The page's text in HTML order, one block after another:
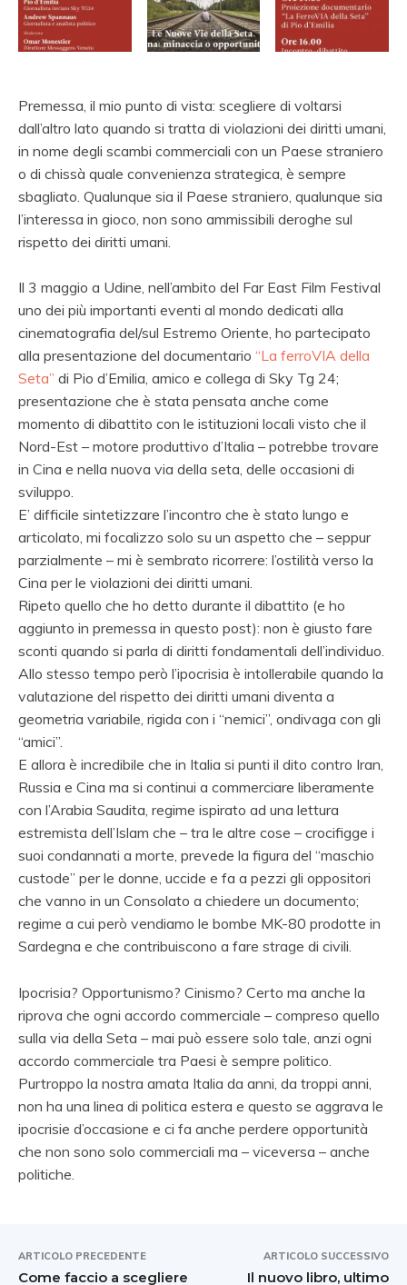
Premessa, il mio punto di vista: scegliere di voltarsi
dall’altro lato quando si tratta di violazioni dei diritti umani,
in nome degli scambi commerciali con un Paese straniero
o di chissà quale convenienza strategica, è sempre
sbagliato. Qualunque sia il Paese straniero, qualunque sia
l’interessa in gioco, non sono ammissibili deroghe sul
rispetto dei diritti umani.
Il 3 maggio a Udine, nell’ambito del Far East Film Festival
uno dei più importanti eventi al mondo dedicati alla
cinematografia del/sul Estremo Oriente, ho partecipato
alla presentazione del documentario “La ferroVIA della
Seta” di Pio d’Emilia, amico e collega di Sky Tg 24;
presentazione che è stata pensata anche come
momento di dibattito con le istituzioni locali visto che il
Nord-Est – motore produttivo d’Italia – potrebbe trovare
in Cina e nella nuova via della seta, delle occasioni di
sviluppo.
E’ difficile sintetizzare l’incontro che è stato lungo e
articolato, mi focalizzo solo su un aspetto che – seppur
parzialmente – mi è sembrato ricorrere: l’ostilità verso la
Cina per le violazioni dei diritti umani.
Ripeto quello che ho detto durante il dibattito (e ho
aggiunto in premessa in questo post): non è giusto fare
sconti quando si parla di diritti fondamentali dell’individuo.
Allo stesso tempo però l’ipocrisia è intollerabile quando la
valutazione del rispetto dei diritti umani diventa a
geometria variabile, rigida con i “nemici”, ondivaga con gli
“amici”.
E allora è incredibile che in Italia si punti il dito contro Iran,
Russia e Cina ma si continui a commerciare liberamente
con l’Arabia Saudita, regime ispirato ad una lettura
estremista dell’Islam che – tra le altre cose – crocifigge i
suoi condannati a morte, prevede la figura del “maschio
custode” per le donne, uccide e fa a pezzi gli oppositori
che vanno in un Consolato a chiedere un documento;
regime a cui però vendiamo le bombe MK-80 prodotte in
Sardegna e che contribuiscono a fare strage di civili.
Ipocrisia? Opportunismo? Cinismo? Certo ma anche la
riprova che ogni accordo commerciale – compreso quello
sulla via della Seta – mai può essere solo tale, anzi ogni
accordo commerciale tra Paesi è sempre politico.
Purtroppo la nostra amata Italia da anni, da troppi anni,
non ha una linea di politica estera e questo se aggrava le
ipocrisie d’occasione e ci fa anche perdere opportunità
che non sono solo commerciali ma – viceversa – anche
politiche.
ARTICOLO PRECEDENTE
Come faccio a scegliere
ARTICOLO SUCCESSIVO
Il nuovo libro, ultimo